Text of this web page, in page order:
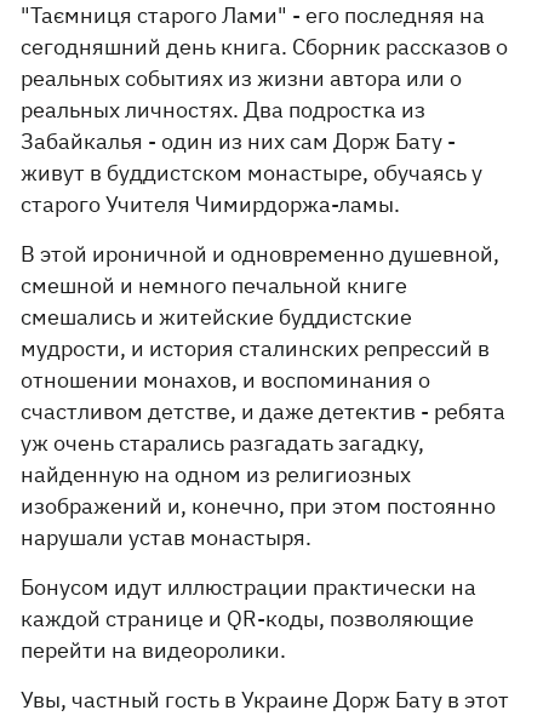
"Таємниця старого Лами" - его последняя на
сегодняшний день книга. Сборник рассказов о
реальных событиях из жизни автора или о
реальных личностях. Два подростка из
Забайкалья - один из них сам Дорж Бату -
живут в буддистском монастыре, обучаясь у
старого Учителя Чимирдоржа-ламы.
В этой ироничной и одновременно душевной,
смешной и немного печальной книге
смешались и житейские буддистские
мудрости, и история сталинских репрессий в
отношении монахов, и воспоминания о
счастливом детстве, и даже детектив - ребята
уж очень старались разгадать загадку,
найденную на одном из религиозных
изображений и, конечно, при этом постоянно
нарушали устав монастыря.
Бонусом идут иллюстрации практически на
каждой странице и QR-коды, позволяющие
перейти на видеоролики.
Увы, частный гость в Украине Дорж Бату в этот